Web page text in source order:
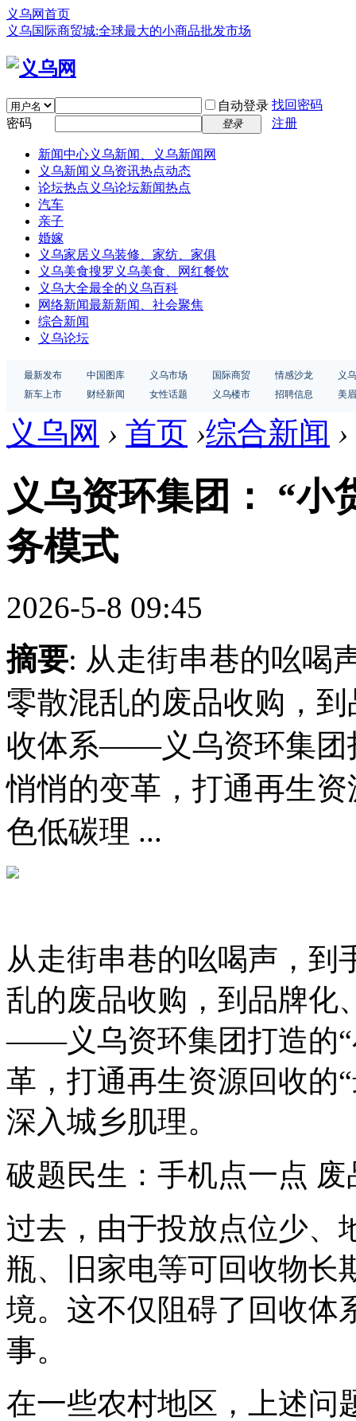
义乌网首页
义乌国际商贸城:全球最大的小商品批发市场
自动登录 找回密码
密码
登录 注册
新闻中心义乌新闻、义乌新闻网
义乌新闻 义乌资讯热点动态
论坛热点 义乌论坛新闻热点
汽车
亲子
婚嫁
义乌家居义乌装修、家纺、家俱
义乌美食搜罗义乌美食、网红餐饮
义乌大全最全的义乌百科
网络新闻最新新闻、社会聚焦
综合新闻
义乌论坛
最新发布 中国图库 义乌市场 国际商贸 情感沙龙
义
新车上市
财经新闻 女性话题 义乌楼市 招聘信息 美
义乌网 › 首页 ›综合新闻 ›
义乌资环集团： “小
务模式
2026-5-8 09:45
摘要: 从走街串巷的吆喝
零散混乱的废品收购，
收体系——义乌资环集团
悄悄的变革，打通再生
色低碳理 ...
从走街串巷的吆喝声，到
乱的废品收购，到品牌化
——义乌资环集团打造的“
革，打通再生资源回收的
深入城乡肌理。
破题民生：手机点一点 废
过去，由于投放点位少、
瓶、旧家电等可回收物长
境。这不仅阻碍了回收体
事。
在一些农村地区，上述问